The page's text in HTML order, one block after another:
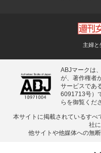
主婦と
ABJマークは
が、著作権者
サービスであ
6091713号）
らを御覧くだ
本サイトに掲載されているすべ
社
他サイトや他媒体への無